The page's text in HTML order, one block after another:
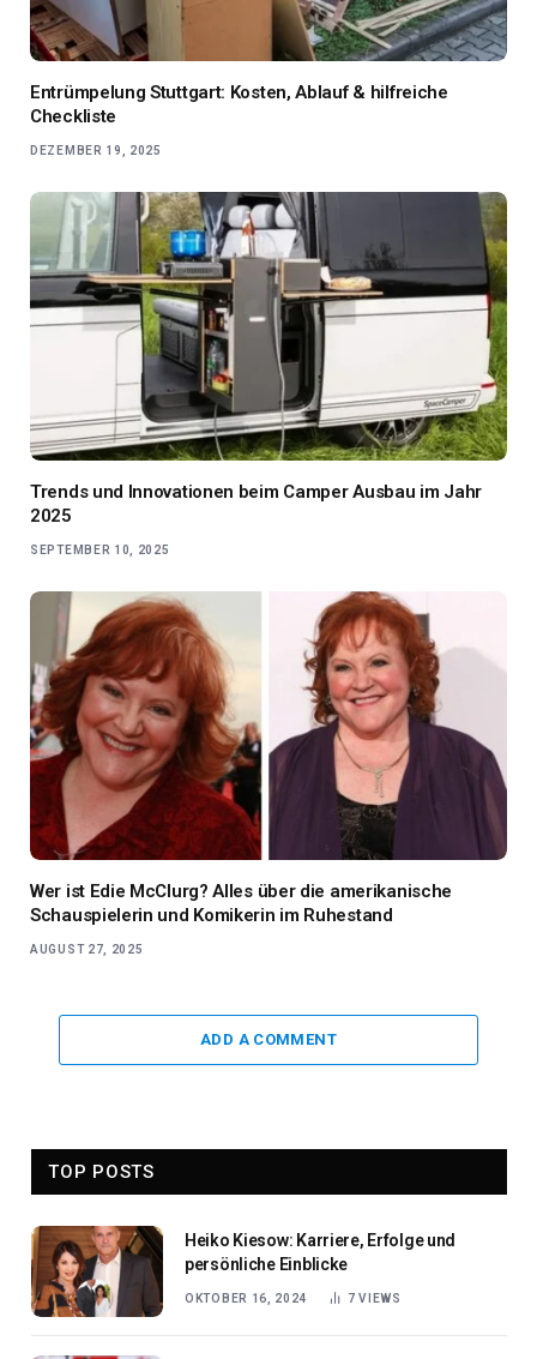
Entrümpelung Stuttgart: Kosten, Ablauf & hilfreiche
Checkliste
DEZEMBER 19, 2025
Trends und Innovationen beim Camper Ausbau im Jahr
2025
SEPTEMBER 10, 2025
Wer ist Edie McClurg? Alles über die amerikanische
Schauspielerin und Komikerin im Ruhestand
AUGUST 27, 2025
ADD A COMMENT
TOP POSTS
Heiko Kiesow: Karriere, Erfolge und
persönliche Einblicke
OKTOBER 16, 2024 7VIEWS